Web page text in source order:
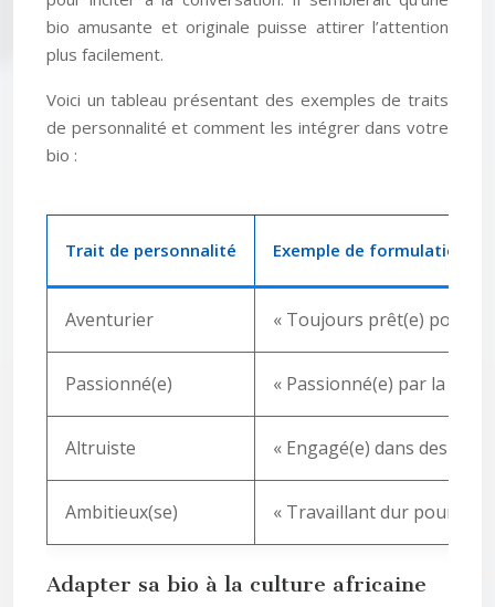
bio amusante et originale puisse attirer l’attention
plus facilement.
Voici un tableau présentant des exemples de traits
de personnalité et comment les intégrer dans votre
bio :
Trait de personnalité Exemple de formulation
Aventurier « Toujours prêt(e) pour
Passionné(e) « Passionné(e) par la
Altruiste « Engagé(e) dans des
Ambitieux(se) « Travaillant dur pour
Adapter sa bio à la culture africaine